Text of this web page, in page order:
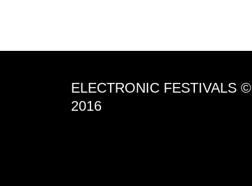
ELECTRONIC FESTIVALS ©
2016